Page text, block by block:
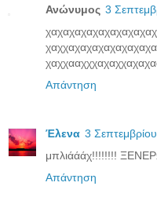
Ανώνυμος 3
Απάντηση
Έλενα 3
μπλιάάάχ!!!!!!!!
Απάντηση